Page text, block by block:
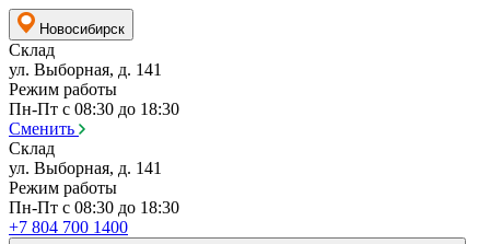
Новосибирск
Склад
ул. Выборная, д. 141
Режим работы
Пн-Пт с 08:30 до 18:30
Сменить
Склад
ул. Выборная, д. 141
Режим работы
Пн-Пт с 08:30 до 18:30
+7 804 700 1400